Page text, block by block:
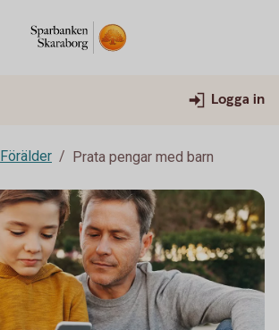
Logga in
Förälder Prata pengar med barn